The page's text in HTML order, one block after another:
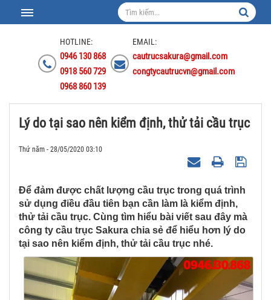
HOTLINE:
0946 130 868
0918 560 729
0968 860 139
EMAIL:
cautrucsakura@gmail.com
congtycautrucvn@gmail.com
Lý do tại sao nên kiểm định, thử tải cầu trục
Thứ năm - 28/05/2020 03:10
Để đảm được chất lượng cầu trục trong quá trình
sử dụng điều đầu tiên bạn cần làm là kiểm định,
thử tải cầu trục. Cùng tìm hiểu bài viết sau đây mà
công ty cầu trục Sakura chia sẻ để hiểu hơn lý do
tại sao nên kiểm định, thử tải cầu trục nhé.